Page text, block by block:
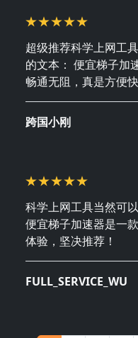
超级推荐科学上网工
的文本： 便宜梯子加
畅通无阻，真是方便快
跨国小刚
科学上网工具当然可
便宜梯子加速器是一
体验，坚决推荐！
FULL_SERVICE_WU
分页